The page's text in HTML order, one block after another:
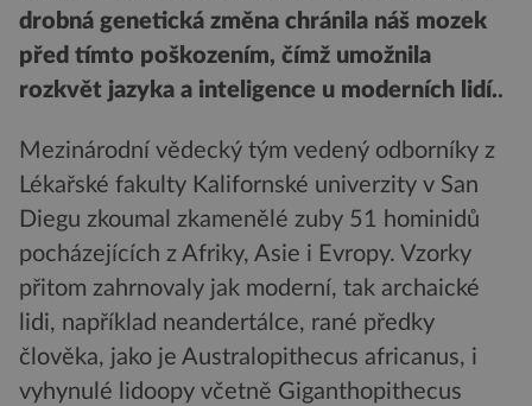
drobná genetická změna chránila náš mozek
před tímto poškozením, čímž umožnila
rozkvět jazyka a inteligence u moderních lidí..
Mezinárodní vědecký tým vedený odborníky z
Lékařské fakulty Kalifornské univerzity v San
Diegu zkoumal zkamenělé zuby 51 hominidů
pocházejících z Afriky, Asie i Evropy. Vzorky
přitom zahrnovaly jak moderní, tak archaické
lidi, například neandertálce, rané předky
člověka, jako je Australopithecus africanus, i
vyhynulé lidoopy včetně Giganthopithecus